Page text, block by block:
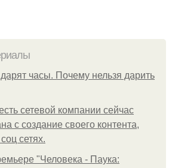
дарят часы. Почему нельзя дарить
сетевой компании сейчас
с создание своего контента,
сетях.
"Человека - Паука: